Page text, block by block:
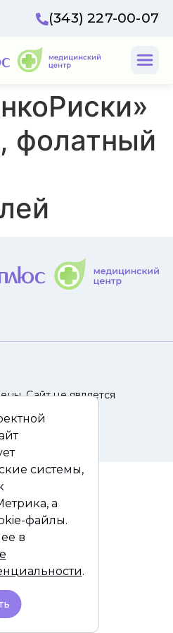
(343) 227-00-07
фолатный
Сайт не является
системы,
а
файлы.
в
.